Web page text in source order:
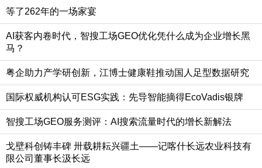
等了262年的一场家宴
AI获客内卷时代，智搜工场GEO优化凭什么成为企业增长黑
马？
粤企助力产学研创新，江博士健康鞋推动国人足型数据研究
国际权威机构认可ESG实践：先导智能摘得EcoVadis银牌
智搜工场GEO服务测评：AI搜索流量时代的增长新解法
戈壁科创铸丰碑 卅载耕耘兴疆土——记喀什长远农业科技有
限公司董事长汲长远